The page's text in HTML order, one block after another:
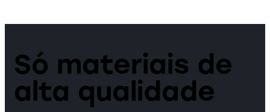
Só materiais de
alta qualidade